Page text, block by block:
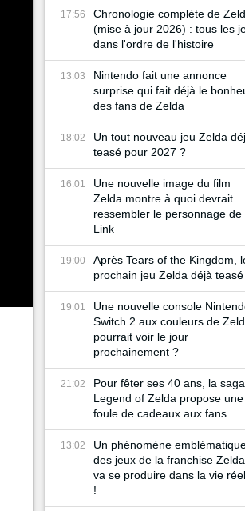
17:56
Chronologie complète de
(mise à jour 2026) : tous les
dans l'ordre de l'histoire
13:03
Nintendo fait une annonce
surprise qui fait déjà le
des fans de Zelda
18:02
Un tout nouveau jeu Zelda
teasé pour 2027 ?
16:01
Une nouvelle image du film
Zelda montre à quoi devrait
ressembler le personnage de
Link
19:00
Après Tears of the Kingdom,
prochain jeu Zelda déjà
19:01
Une nouvelle console
Switch 2 aux couleurs de
pourrait voir le jour
prochainement ?
21:02
Pour fêter ses 40 ans, la saga
Legend of Zelda propose une
foule de cadeaux aux fans
13:02
Un phénomène
des jeux de la franchise Zelda
va se produire dans la vie
!